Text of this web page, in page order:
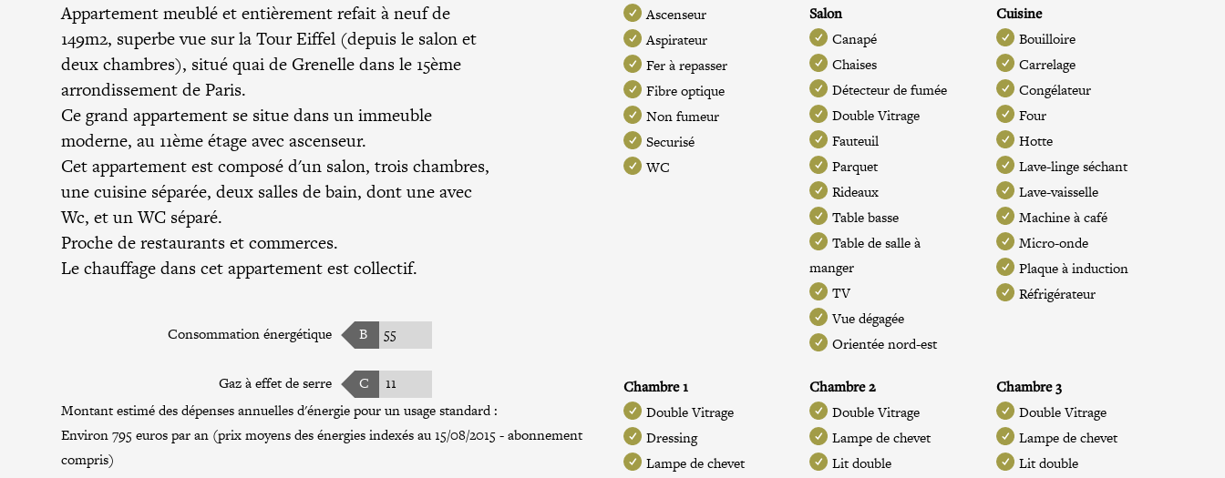
Appartement meublé et entièrement refait à neuf de
149m2, superbe vue sur la Tour Eiffel (depuis le salon et
deux chambres), situé quai de Grenelle dans le 15ème
arrondissement de Paris.
Ce grand appartement se situe dans un immeuble
moderne, au 11ème étage avec ascenseur.
Cet appartement est composé d'un salon, trois chambres,
une cuisine séparée, deux salles de bain, dont une avec
Wc, et un WC séparé.
Proche de restaurants et commerces.
Le chauffage dans cet appartement est collectif.
Consommation énergétique B 55
Gaz à effet de serre C
11
Montant estimé des dépenses annuelles d'énergie pour un usage standard :
Environ 795 euros par an (prix moyens des énergies indexés au 15/08/2015 - abonnement
compris)
Ascenseur
Aspirateur
Fer à repasser
Fibre optique
Non fumeur
Securisé
WC
Salon
Canapé
Chaises
Détecteur de fumée
Double Vitrage
Fauteuil
Parquet
Rideaux
Table basse
Table de salle à
manger
TV
Vue dégagée
Orientée nord-est
Cuisine
Bouilloire
Carrelage
Congélateur
Four
Hotte
Lave-linge séchant
Lave-vaisselle
Machine à café
Micro-onde
Plaque à induction
Réfrigérateur
Chambre 1
Double Vitrage
Dressing
Lampe de chevet
Chambre 2
Double Vitrage
Lampe de chevet
Lit double
Chambre 3
Double Vitrage
Lampe de chevet
Lit double